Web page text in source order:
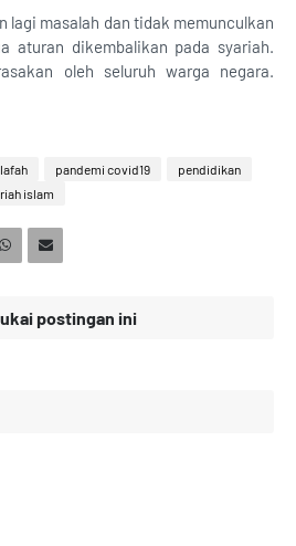
lagi masalah dan tidak memunculkan
aturan dikembalikan pada syariah.
oleh seluruh warga negara.
pandemi covid19
pendidikan
islam
postingan ini